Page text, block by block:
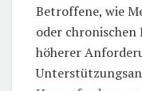
Betroffene, wie
oder
höherer